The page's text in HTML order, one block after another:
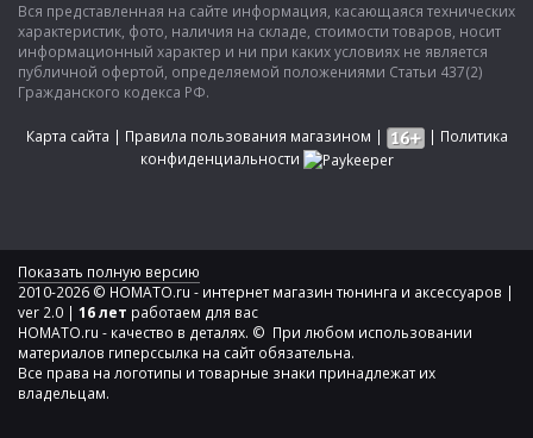
Вся представленная на сайте информация, касающаяся технических
характеристик, фото, наличия на складе, стоимости товаров, носит
информационный характер и ни при каких условиях не является
публичной офертой, определяемой положениями Статьи 437(2)
Гражданского кодекса РФ.
Карта сайта | Правила пользования магазином | | Политика
конфиденциальности
Показать полную версию
2010-2026 © HOMATO.ru - интернет магазин тюнинга и аксессуаров |
ver 2.0 | 16 лет работаем для вас
HOMATO.ru - качество в деталях. © При любом использовании
материалов гиперссылка на сайт обязательна.
Все права на логотипы и товарные знаки принадлежат их
владельцам.